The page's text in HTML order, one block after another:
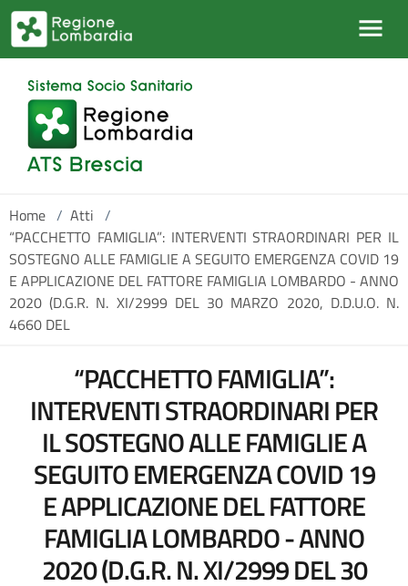
Salta al contenuto principale
Home / Atti /
“PACCHETTO FAMIGLIA”: INTERVENTI STRAORDINARI PER IL
SOSTEGNO ALLE FAMIGLIE A SEGUITO EMERGENZA COVID 19
E APPLICAZIONE DEL FATTORE FAMIGLIA LOMBARDO - ANNO
2020 (D.G.R. N. XI/2999 DEL 30 MARZO 2020, D.D.U.O. N.
4660 DEL
“PACCHETTO FAMIGLIA”:
INTERVENTI STRAORDINARI PER
IL SOSTEGNO ALLE FAMIGLIE A
SEGUITO EMERGENZA COVID 19
E APPLICAZIONE DEL FATTORE
FAMIGLIA LOMBARDO - ANNO
2020 (D.G.R. N. XI/2999 DEL 30